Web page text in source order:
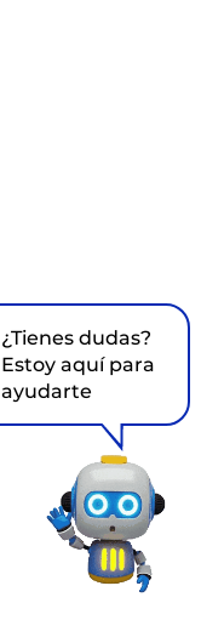
¿Tienes dudas?
Estoy aquí para
ayudarte